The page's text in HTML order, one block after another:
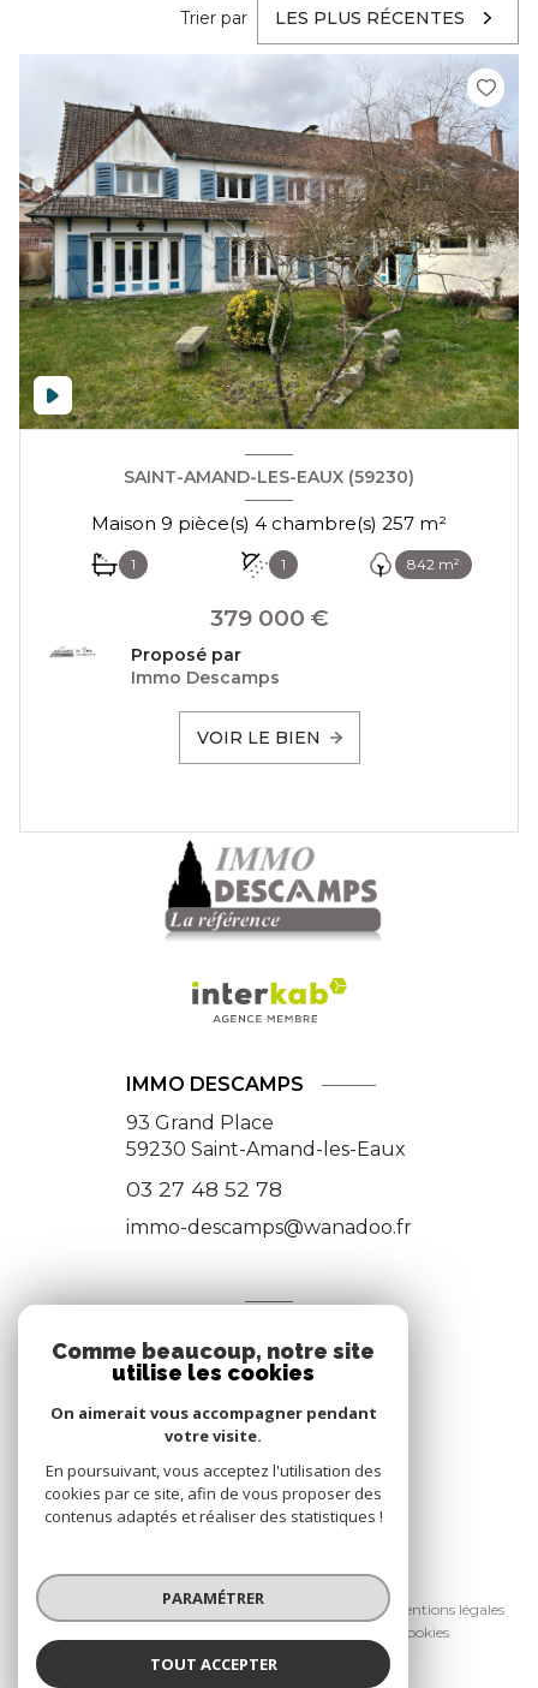
Trier par LES PLUS RÉCENTES
SAINT-AMAND-LES-EAUX (59230)
Maison 9 pièce(s) 4 chambre(s) 257 m²
1 1 842 m²
379 000 €
Proposé par
Immo Descamps
VOIR LE BIEN
IMMO DESCAMPS
93 Grand Place
59230 Saint-Amand-les-Eaux
03 27 48 52 78
immo-descamps@wanadoo.fr
Nous suivre
© 2026 | Tous droits réservés
Nos partenaires
Nos honoraires
Mentions légales
Cookies
Comme beaucoup, notre site
utilise les cookies
On aimerait vous accompagner pendant
votre visite.
En poursuivant, vous acceptez l'utilisation des
cookies par ce site, afin de vous proposer des
contenus adaptés et réaliser des statistiques !
PARAMÉTRER
TOUT ACCEPTER